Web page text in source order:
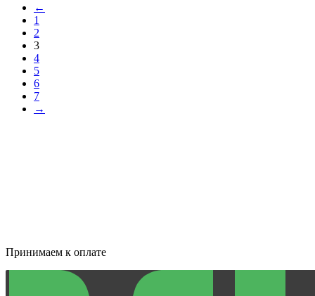
←
1
2
3
4
5
6
7
→
Принимаем к оплате